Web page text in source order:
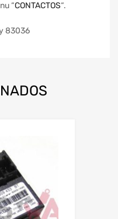
“CONTACTOS“.
83036